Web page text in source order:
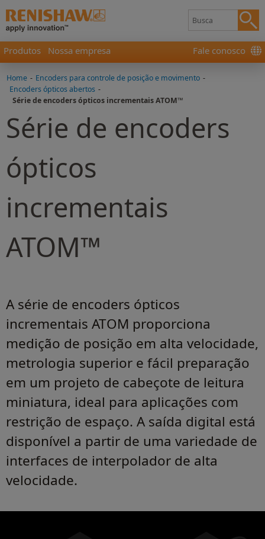
Produtos Nossa empresa Fale conosco
Home - Encoders para controle de posição e movimento -
Encoders ópticos abertos -
Série de encoders ópticos incrementais ATOM™
Série de encoders
ópticos
incrementais
ATOM™
A série de encoders ópticos
incrementais ATOM proporciona
medição de posição em alta velocidade,
metrologia superior e fácil preparação
em um projeto de cabeçote de leitura
miniatura, ideal para aplicações com
restrição de espaço. A saída digital está
disponível a partir de uma variedade de
interfaces de interpolador de alta
velocidade.